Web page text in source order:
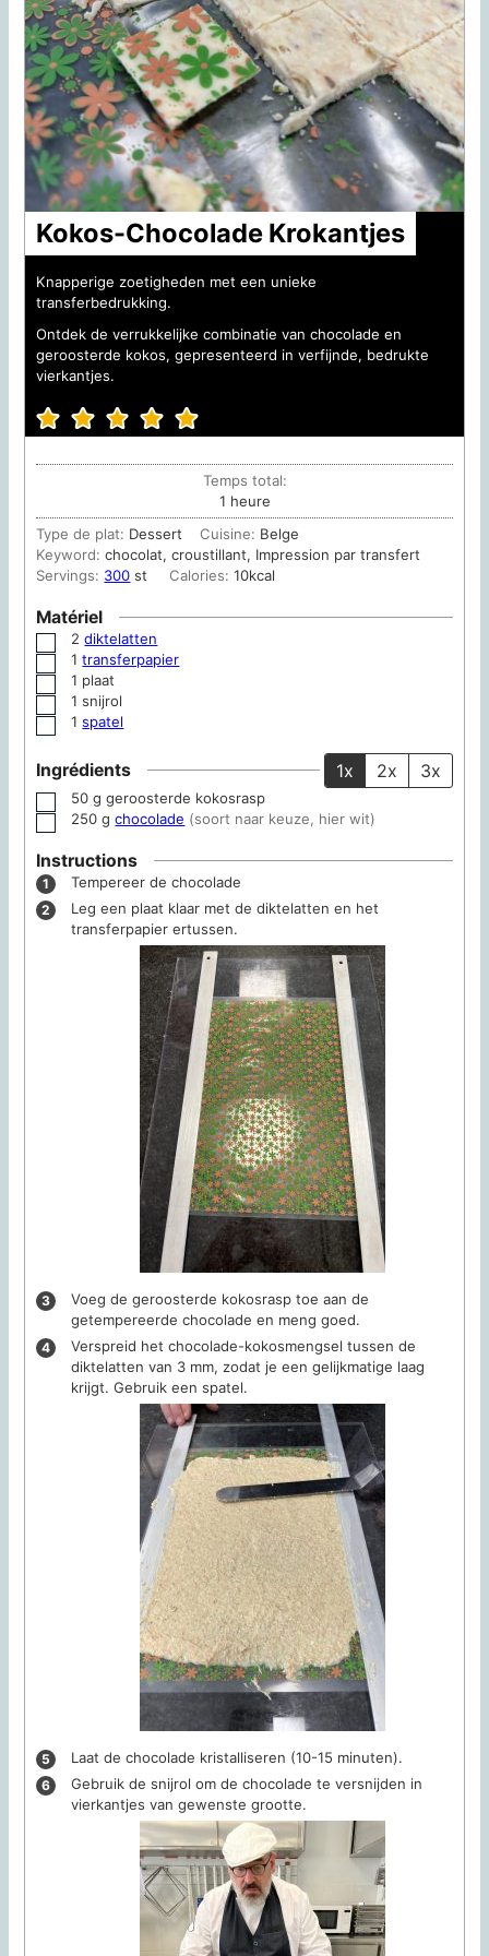
Kokos-Chocolade Krokantjes
Knapperige zoetigheden met een unieke
transferbedrukking.
Ontdek de verrukkelijke combinatie van chocolade en
geroosterde kokos, gepresenteerd in verfijnde, bedrukte
vierkantjes.
Temps total:
1heure
heure
Type de plat: Dessert Cuisine: Belge
Keyword:chocolat, croustillant, Impression par transfert
Servings: 300 st Calories:10kcal
Matériel
▢
2diktelatten
▢
1transferpapier
▢
1 plaat
▢
1 snijrol
▢
1spatel
Ingrédients 1x 2x 3x
▢
50 g geroosterde kokosrasp
▢
250 g chocolade (soort naar keuze, hier wit)
Instructions
Tempereer de chocolade
Leg een plaat klaar met de diktelatten en het
transferpapier ertussen.
Voeg de geroosterde kokosrasp toe aan de
getempereerde chocolade en meng goed.
Verspreid het chocolade-kokosmengsel tussen de
diktelatten van 3 mm, zodat je een gelijkmatige laag
krijgt. Gebruik een spatel.
Laat de chocolade kristalliseren (10-15 minuten).
Gebruik de snijrol om de chocolade te versnijden in
vierkantjes van gewenste grootte.